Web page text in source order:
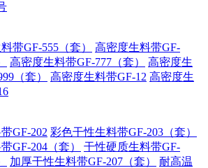
带GF-555（套）
高密度生料带GF-
高密度生料带GF-777（套）
高密度生
（套）
高密度生料带GF-12 高密度生
GF-202 彩色干性生料带GF-203（套）
GF-204（套）
干性硬质生料带GF-
加厚干性生料带GF-207（套）
耐高温